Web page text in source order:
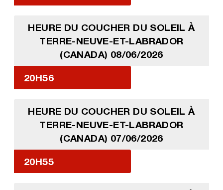
HEURE DU COUCHER DU SOLEIL À
TERRE-NEUVE-ET-LABRADOR
(CANADA) 08/06/2026
20H56
HEURE DU COUCHER DU SOLEIL À
TERRE-NEUVE-ET-LABRADOR
(CANADA) 07/06/2026
20H55